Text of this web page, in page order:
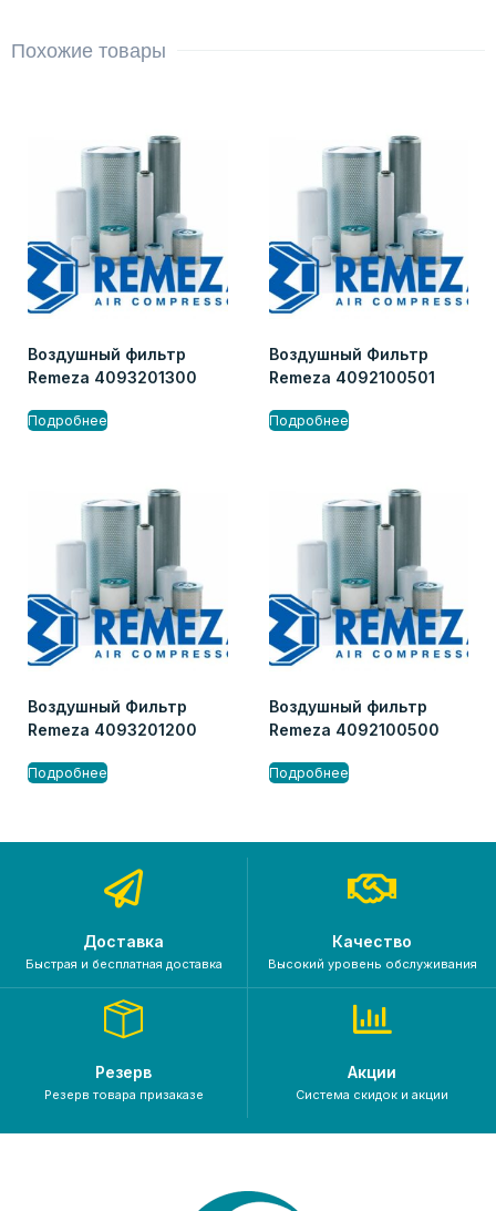
Похожие товары
Воздушный фильтр
Remeza 4093201300
Подробнее
Воздушный Фильтр
Remeza 4092100501
Подробнее
Воздушный Фильтр
Remeza 4093201200
Подробнее
Воздушный фильтр
Remeza 4092100500
Подробнее
Доставка
Быстрая и бесплатная доставка
Качество
Высокий уровень обслуживания
Резерв
Резерв товара призаказе
Акции
Система скидок и акции